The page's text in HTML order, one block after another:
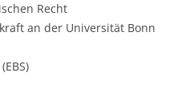
Recht
an der Universität Bonn